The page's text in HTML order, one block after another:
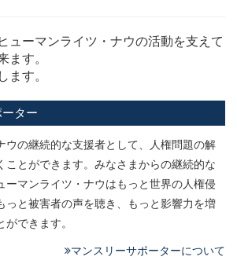
ューマンライツ・ナウの活動を支えて
ます。
ます。
ター
ウの継続的な支援者として、人権問題の解
ことができます。みなさまからの継続的な
ーマンライツ・ナウはもっと世界の人権侵
っと被害者の声を聴き、もっと影響力を増
できます。
マンスリーサポーターについて